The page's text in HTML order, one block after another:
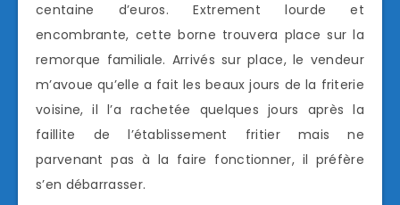
centaine d’euros. Extrement lourde et
encombrante, cette borne trouvera place sur la
remorque familiale. Arrivés sur place, le vendeur
m’avoue qu’elle a fait les beaux jours de la friterie
voisine, il l’a rachetée quelques jours après la
faillite de l’établissement fritier mais ne
parvenant pas à la faire fonctionner, il préfère
s’en débarrasser.